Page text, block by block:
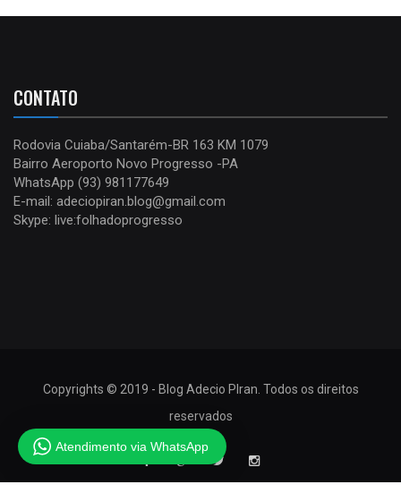
CONTATO
Rodovia Cuiaba/Santarém-BR 163 KM 1079
Bairro Aeroporto Novo Progresso -PA
WhatsApp (93) 981177649
E-mail: adeciopiran.blog@gmail.com
Skype: live:folhadoprogresso
Copyrights © 2019 - Blog Adecio PIran. Todos os direitos
reservados
Atendimento via WhatsApp